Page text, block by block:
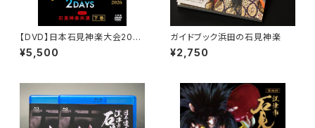
【DVD】日本石見神楽大会2026
2DAYS【DAY-2】石見神楽共
演〔下巻〕
¥5,500
ガイドブック浜田の石見神楽
¥2,750